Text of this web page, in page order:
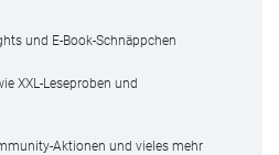
und E-Book-Schnäppchen
XXL-Leseproben und
Aktionen und vieles mehr